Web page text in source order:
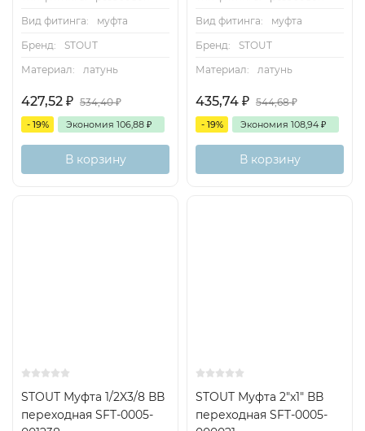
Вид фитинга:
муфта
Бренд:
STOUT
Материал:
латунь
427,52 ₽ 534,40₽
- 19% Экономия 106,88 ₽
В корзину
Вид фитинга:
муфта
Бренд:
STOUT
Материал:
латунь
435,74 ₽ 544,68₽
- 19% Экономия 108,94 ₽
В корзину
STOUT Муфта 1/2X3/8 ВВ
переходная SFT-0005-
STOUT Муфта 2"x1" ВВ
переходная SFT-0005-